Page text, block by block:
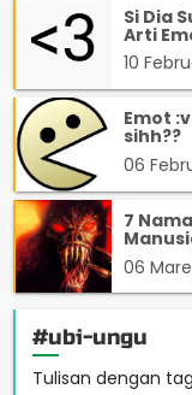
Si Dia
Arti
10
Emot
sihh??
06
7
06
#ubi-ungu
Tulisan dengan